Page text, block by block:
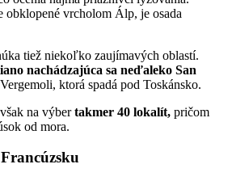
obklopené vrcholom Álp, je osada
tiež niekoľko zaujímavých oblastí.
nachádzajúca sa neďaleko San
ktorá spadá pod Toskánsko.
na výbertakmer 40 lokalít, pričom
od mora.